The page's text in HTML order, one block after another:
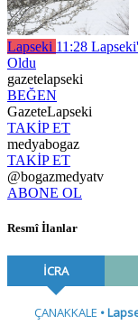
Lapseki 11:28
Oldu
gazetelapseki
BEĞEN
GazeteLapseki
TAKİP ET
medyabogaz
TAKİP ET
@bogazmedyatv
ABONE OL
Resmî İlanlar